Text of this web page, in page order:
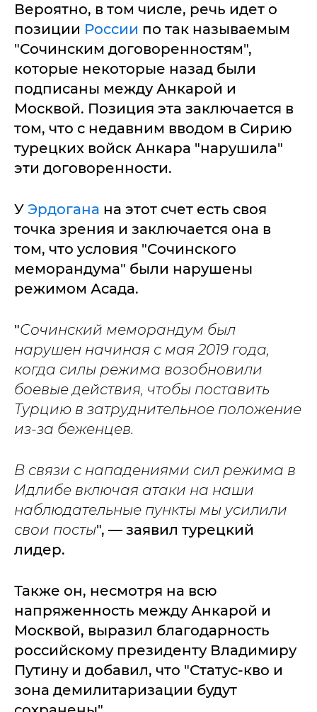
Вероятно, в том числе, речь идет о
позиции России по так называемым
"Сочинским договоренностям",
которые некоторые назад были
подписаны между Анкарой и
Москвой. Позиция эта заключается в
том, что с недавним вводом в Сирию
турецких войск Анкара "нарушила"
эти договоренности.
У Эрдогана на этот счет есть своя
точка зрения и заключается она в
том, что условия "Сочинского
меморандума" были нарушены
режимом Асада.
"Сочинский меморандум был
нарушен начиная с мая 2019 года,
когда силы режима возобновили
боевые действия, чтобы поставить
Турцию в затруднительное положение
из-за беженцев.
В связи с нападениями сил режима в
Идлибе включая атаки на наши
наблюдательные пункты мы усилили
свои посты", — заявил турецкий
лидер.
Также он, несмотря на всю
напряженность между Анкарой и
Москвой, выразил благодарность
российскому президенту Владимиру
Путину и добавил, что "Статус-кво и
зона демилитаризации будут